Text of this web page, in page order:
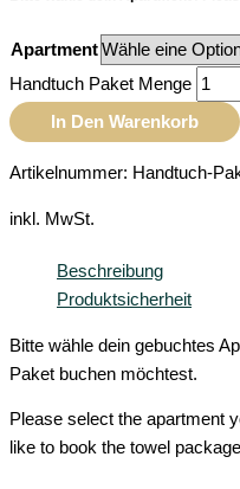
Apartment
Handtuch Paket Menge
In Den Warenkorb
Artikelnummer: Handtuch-
inkl. MwSt.
Beschreibung
Produktsicherheit
Bitte wähle dein gebuchtes
Paket buchen möchtest.
Please select the apartment
like to book the towel